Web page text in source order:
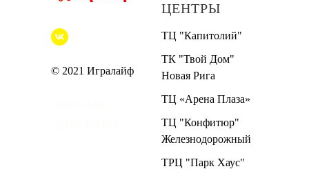
© 2021 Игралайф
ЦЕНТРЫ
ТЦ "Капитолий"
ТК "Твой Дом"
Новая Рига
ТЦ «Арена Плаза»
ТЦ "Конфитюр"
Железнодорожный
ТРЦ "Парк Хаус"